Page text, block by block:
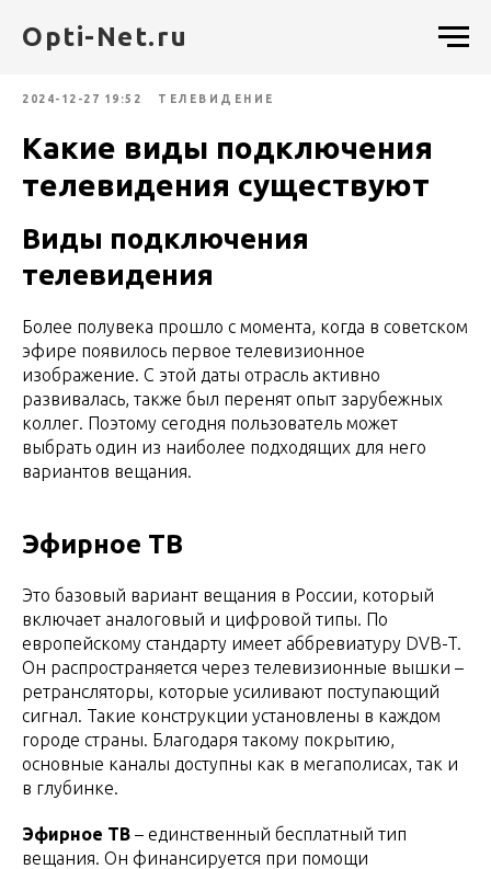
Opti-Net.ru
2024-12-27 19:52 ТЕЛЕВИДЕНИЕ
Какие виды подключения
телевидения существуют
Виды подключения
телевидения
Более полувека прошло с момента, когда в советском
эфире появилось первое телевизионное
изображение. С этой даты отрасль активно
развивалась, также был перенят опыт зарубежных
коллег. Поэтому сегодня пользователь может
выбрать один из наиболее подходящих для него
вариантов вещания.
Эфирное ТВ
Это базовый вариант вещания в России, который
включает аналоговый и цифровой типы. По
европейскому стандарту имеет аббревиатуру DVB-T.
Он распространяется через телевизионные вышки –
ретрансляторы, которые усиливают поступающий
сигнал. Такие конструкции установлены в каждом
городе страны. Благодаря такому покрытию,
основные каналы доступны как в мегаполисах, так и
в глубинке.
Эфирное ТВ – единственный бесплатный тип
вещания. Он финансируется при помощи